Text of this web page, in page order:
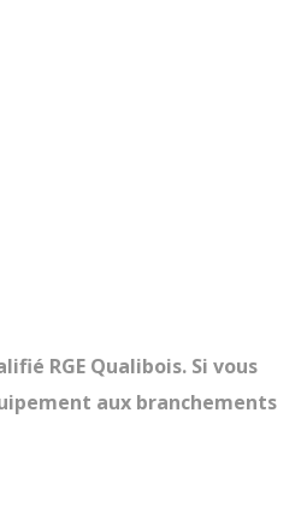
RGE Qualibois. Si vous
aux branchements